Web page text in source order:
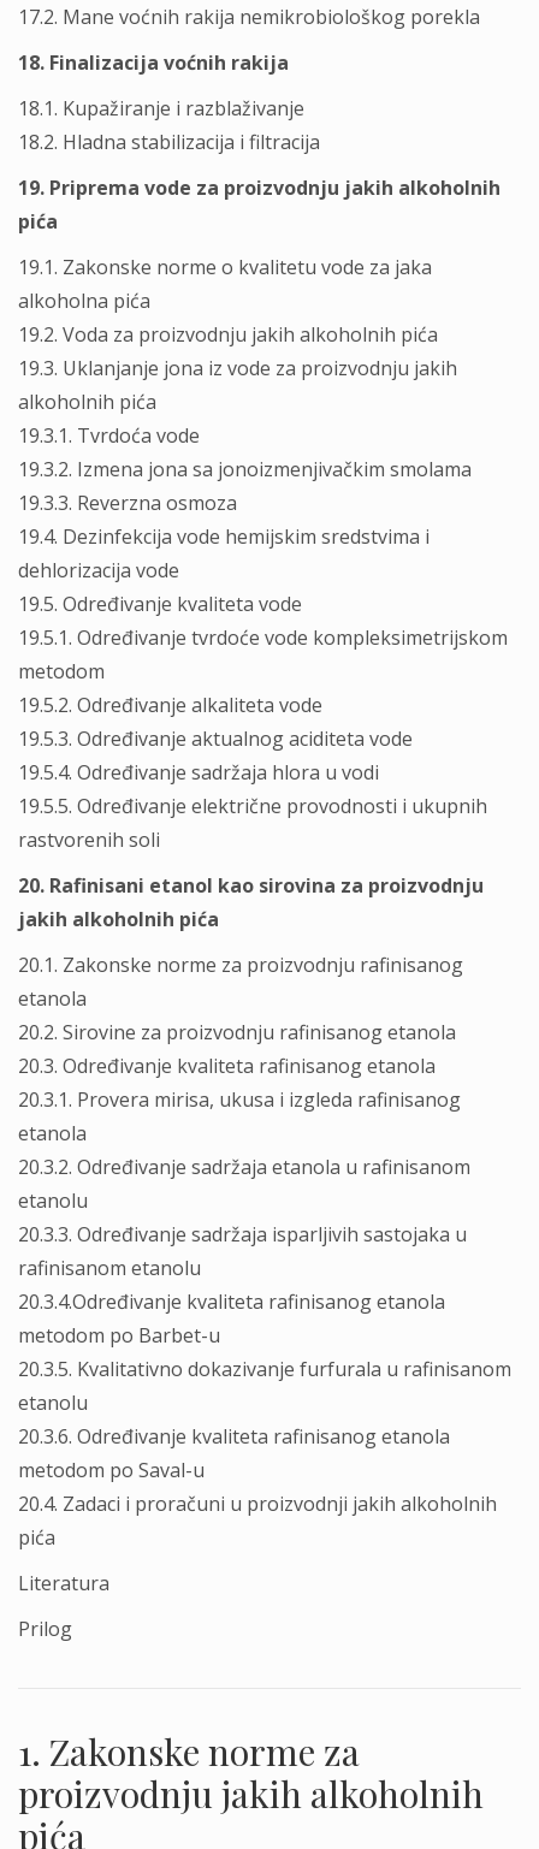
17.2. Mane voćnih rakija nemikrobiološkog porekla
18. Finalizacija voćnih rakija
18.1. Kupažiranje i razblaživanje
18.2. Hladna stabilizacija i filtracija
19. Priprema vode za proizvodnju jakih alkoholnih
pića
19.1. Zakonske norme o kvalitetu vode za jaka
alkoholna pića
19.2. Voda za proizvodnju jakih alkoholnih pića
19.3. Uklanjanje jona iz vode za proizvodnju jakih
alkoholnih pića
19.3.1. Tvrdoća vode
19.3.2. Izmena jona sa jonoizmenjivačkim smolama
19.3.3. Reverzna osmoza
19.4. Dezinfekcija vode hemijskim sredstvima i
dehlorizacija vode
19.5. Određivanje kvaliteta vode
19.5.1. Određivanje tvrdoće vode kompleksimetrijskom
metodom
19.5.2. Određivanje alkaliteta vode
19.5.3. Određivanje aktualnog aciditeta vode
19.5.4. Određivanje sadržaja hlora u vodi
19.5.5. Određivanje električne provodnosti i ukupnih
rastvorenih soli
20. Rafinisani etanol kao sirovina za proizvodnju
jakih alkoholnih pića
20.1. Zakonske norme za proizvodnju rafinisanog
etanola
20.2. Sirovine za proizvodnju rafinisanog etanola
20.3. Određivanje kvaliteta rafinisanog etanola
20.3.1. Provera mirisa, ukusa i izgleda rafinisanog
etanola
20.3.2. Određivanje sadržaja etanola u rafinisanom
etanolu
20.3.3. Određivanje sadržaja isparljivih sastojaka u
rafinisanom etanolu
20.3.4.Određivanje kvaliteta rafinisanog etanola
metodom po Barbet-u
20.3.5. Kvalitativno dokazivanje furfurala u rafinisanom
etanolu
20.3.6. Određivanje kvaliteta rafinisanog etanola
metodom po Saval-u
20.4. Zadaci i proračuni u proizvodnji jakih alkoholnih
pića
Literatura
Prilog
1. Zakonske norme za
proizvodnju jakih alkoholnih
pića